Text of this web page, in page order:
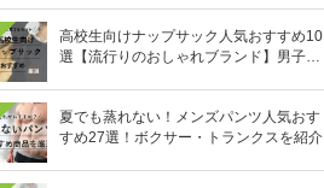
高校生向けナップサック人気おすすめ10
選【流行りのおしゃれブランド】男子・
夏でも蒸れない！メンズパンツ人気おす
すめ27選！ボクサー・トランクスを紹介